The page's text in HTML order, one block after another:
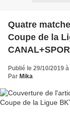
Quatre
Coupe de la
Publié le 29/10/2019
Par Mika